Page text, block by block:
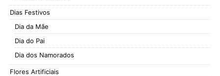
Dias Festivos
Dia da Mãe
Dia do Pai
Dia dos Namorados
Flores Artificiais